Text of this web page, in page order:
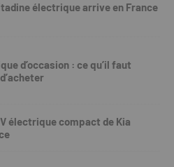
électrique arrive en France
d’occasion : ce qu’il faut
électrique compact de Kia